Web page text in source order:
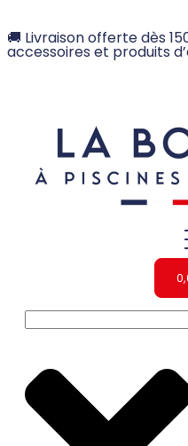
🚚 Livraison offerte dès
accessoires et produits